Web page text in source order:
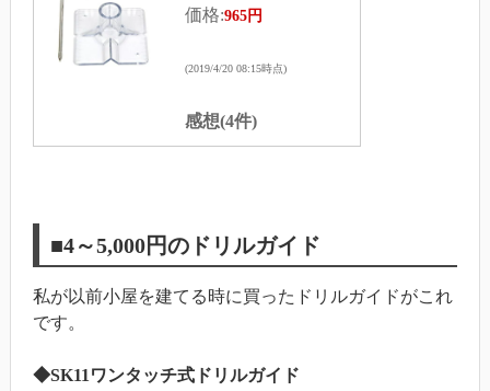
価格:965円
(2019/4/20 08:15時点)
感想(4件)
■4～5,000円のドリルガイド
私が以前小屋を建てる時に買ったドリルガイドがこれ
です。
◆SK11ワンタッチ式ドリルガイド